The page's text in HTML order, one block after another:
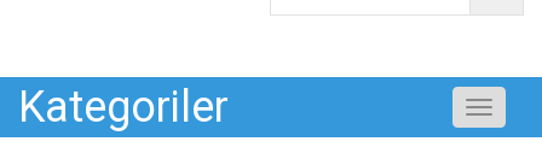
Kategoriler
Toggle